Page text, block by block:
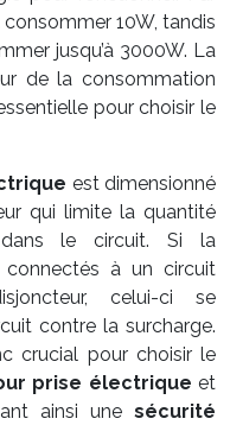
10W, tandis
jusqu’à 3000W. La
de la consommation
pour choisir le
est dimensionné
qui limite la quantité
dans le circuit. Si la
à un circuit
celui-ci se
contre la surcharge.
crucial pour choisir le
prise électriqueet
ainsi une sécurité